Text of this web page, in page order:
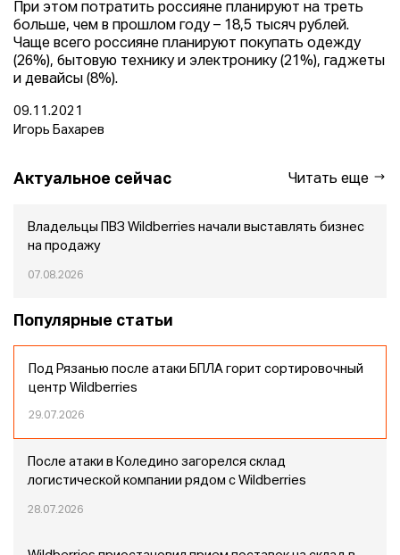
При этом потратить россияне планируют на треть
больше, чем в прошлом году – 18,5 тысяч рублей.
Чаще всего россияне планируют покупать одежду
(26%), бытовую технику и электронику (21%), гаджеты
и девайсы (8%).
09.11.2021
Игорь Бахарев
Актуальное сейчас Читать еще
Владельцы ПВЗ Wildberries начали выставлять бизнес
на продажу
07.08.2026
Популярные статьи
Под Рязанью после атаки БПЛА горит сортировочный
центр Wildberries
29.07.2026
После атаки в Коледино загорелся склад
логистической компании рядом с Wildberries
28.07.2026